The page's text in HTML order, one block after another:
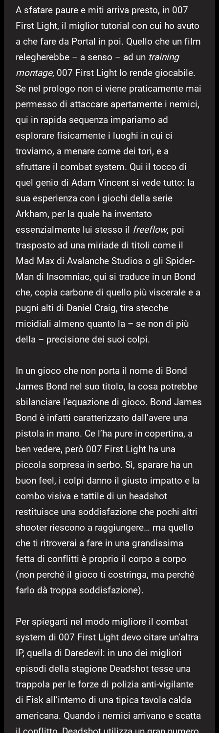
A sfatare paure e miti arriva presto, in 007
First Light, il miglior tutorial con cui ho avuto
a che fare da Portal in poi. Quello che un film
relegherebbe – a senso – ad un training
montage, 007 First Light lo rende giocabile.
Se nel prologo non ci viene praticamente mai
permesso di attaccare apertamente i nemici,
qui in rapida sequenza impariamo ad
esplorare fisicamente i luoghi in cui ci
troviamo, a menare come dei tori, e a
sfruttare il combat system. Qui il tocco di
quel genio di Adam Vincent si vede tutto: la
sua esperienza con i giochi della serie
Arkham, per la quale ha inventato
essenzialmente lui stesso il freeflow, poi
trasposto ad una miriade di titoli come il
Mad Max di Avalanche Studios o gli Spider-
Man di Insomniac, qui si traduce in un Bond
che, copia carbone di quello più viscerale e a
pugni alti di Daniel Craig, tira stecche
micidiali almeno quanto la – se non di più
della – precisione dei suoi colpi.
In un gioco che non porta il nome di Bond
James Bond nel suo titolo, la cosa potrebbe
sbilanciare l’equazione di gioco. Bond James
Bond è infatti caratterizzato dall’avere una
pistola in mano. Ce l’ha pure in copertina, a
ben vedere, però 007 First Light ha una
piccola sorpresa in serbo. Sì, sparare ha un
buon feel, i colpi danno il giusto impatto e la
combo visiva e tattile di un headshot
restituisce una soddisfazione che pochi altri
shooter riescono a raggiungere… ma quello
che ti ritroverai a fare in una grandissima
fetta di conflitti è proprio il corpo a corpo
(non perché il gioco ti costringa, ma perché
farlo dà troppa soddisfazione).
Per spiegarti nel modo migliore il combat
system di 007 First Light devo citare un’altra
IP, quella di Daredevil: in uno dei migliori
episodi della stagione Deadshot tesse una
trappola per le forze di polizia anti-vigilante
di Fisk all’interno di una tipica tavola calda
americana. Quando i nemici arrivano e scatta